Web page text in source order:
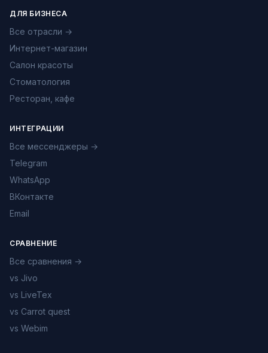
ДЛЯ БИЗНЕСА
Все отрасли →
Интернет-магазин
Салон красоты
Стоматология
Ресторан, кафе
ИНТЕГРАЦИИ
Все мессенджеры →
Telegram
WhatsApp
ВКонтакте
Email
СРАВНЕНИЕ
Все сравнения →
vs Jivo
vs LiveTex
vs Carrot quest
vs Webim